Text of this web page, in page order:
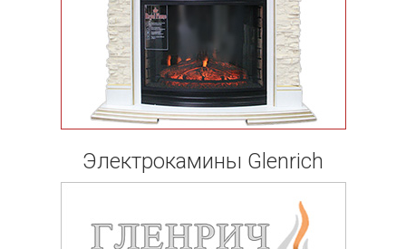
Электрокамины Glenrich